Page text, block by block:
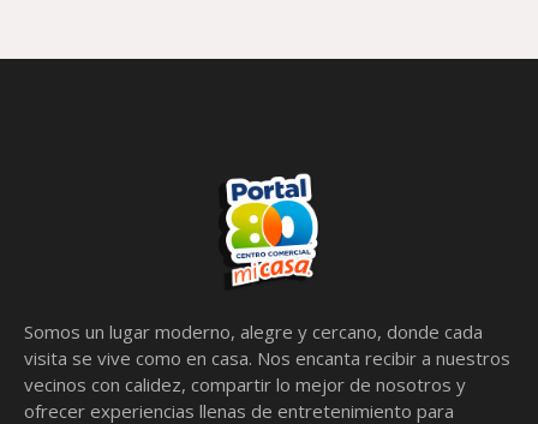
Somos un lugar moderno, alegre y cercano, donde cada
visita se vive como en casa. Nos encanta recibir a nuestros
vecinos con calidez, compartir lo mejor de nosotros y
ofrecer experiencias llenas de entretenimiento para